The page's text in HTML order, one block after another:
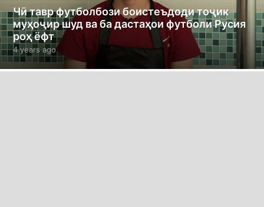
Чӣ тавр футболбози боистеъдоди тоҷик
муҳоҷир шуд ва ба дастаҳои футболи Русия
роҳ ёфт
4 years ago4
y
e